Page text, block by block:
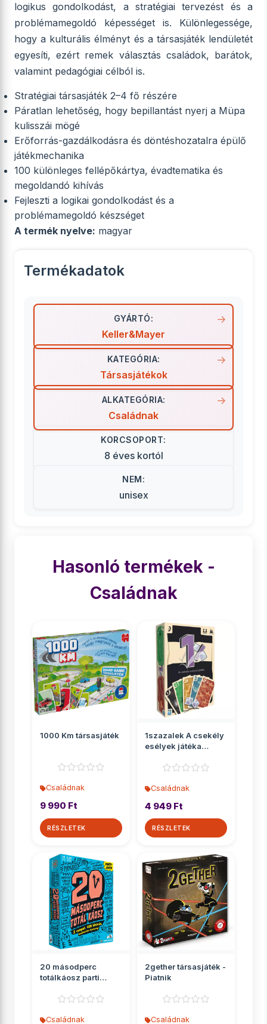
logikus gondolkodást, a stratégiai tervezést és a
problémamegoldó képességet is. Különlegessége,
hogy a kulturális élményt és a társasjáték lendületét
egyesíti, ezért remek választás családok, barátok,
valamint pedagógiai célból is.
Stratégiai társasjáték 2–4 fő részére
Páratlan lehetőség, hogy bepillantást nyerj a Müpa
kulisszái mögé
Erőforrás-gazdálkodásra és döntéshozatalra épülő
játékmechanika
100 különleges fellépőkártya, évadtematika és
megoldandó kihívás
Fejleszti a logikai gondolkodást és a
problémamegoldó készséget
A termék nyelve: magyar
Termékadatok
GYÁRTÓ:
Keller&Mayer
KATEGÓRIA:
Társasjátékok
ALKATEGÓRIA:
Családnak
KORCSOPORT:
8 éves kortól
NEM:
unisex
Hasonló termékek -
Családnak
1000 Km társasjáték
Családnak
9 990 Ft
RÉSZLETEK
1szazalek A csekély
esélyek játéka
Családnak
4 949 Ft
RÉSZLETEK
20 másodperc
totálkáosz parti
Családnak
2gether társasjáték -
Piatnik
Családnak